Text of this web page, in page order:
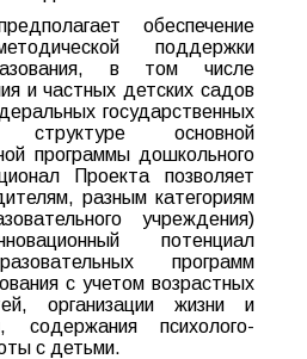
обеспечение
поддержки
в том числе
и частных детских садов
государственных
основной
программы дошкольного
Проекта позволяет
разным категориям
учреждения)
потенциал
программ
с учетом возрастных
организации жизни и
содержания психолого-
с детьми.